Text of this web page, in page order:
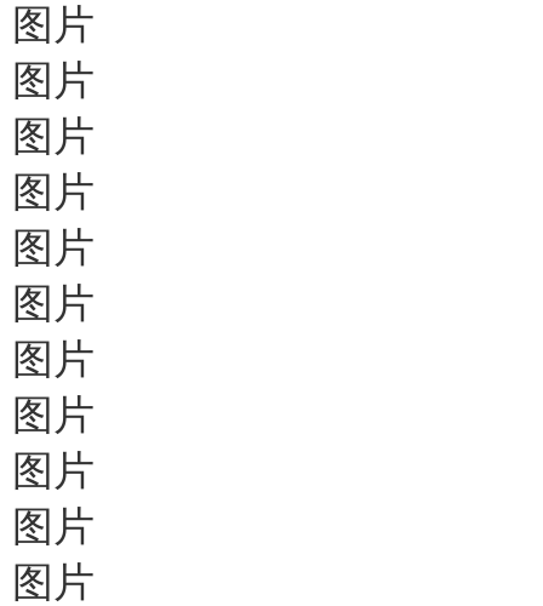
图片
图片
图片
图片
图片
图片
图片
图片
图片
图片
图片